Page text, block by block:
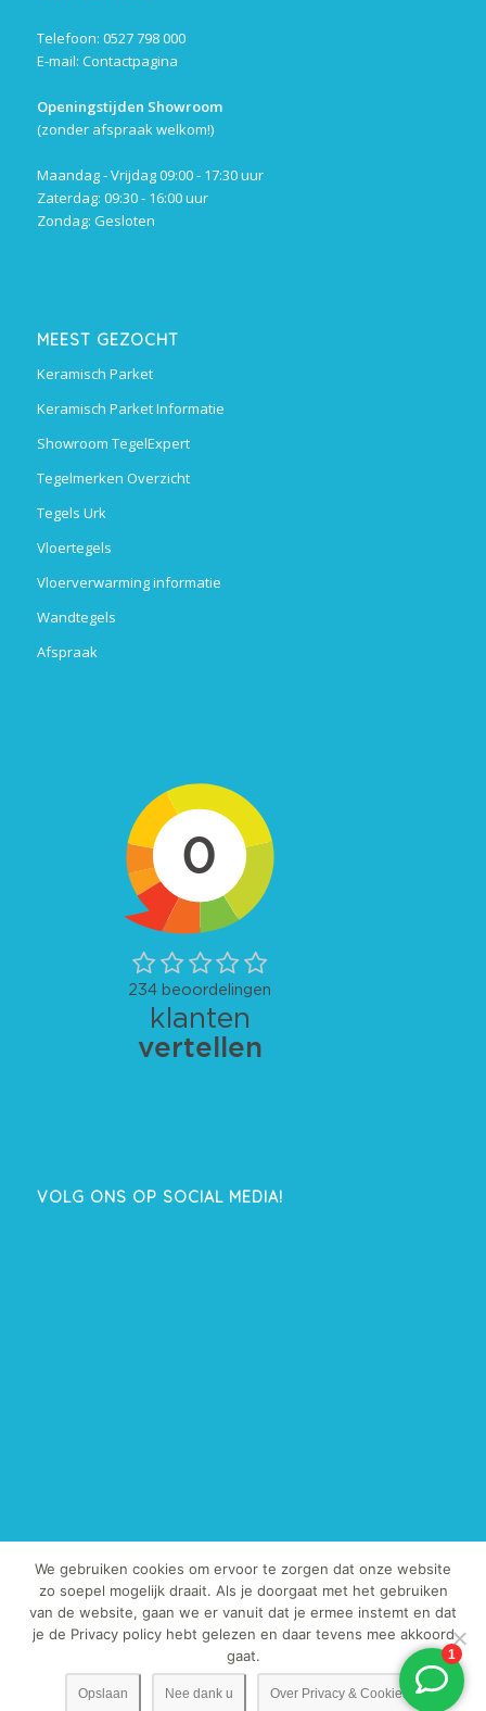
Telefoon: 0527 798 000
E-mail: Contactpagina
Openingstijden Showroom
(zonder afspraak welkom!)
Maandag - Vrijdag 09:00 - 17:30 uur
Zaterdag: 09:30 - 16:00 uur
Zondag: Gesloten
MEEST GEZOCHT
Keramisch Parket
Keramisch Parket Informatie
Showroom TegelExpert
Tegelmerken Overzicht
Tegels Urk
Vloertegels
Vloerverwarming informatie
Wandtegels
Afspraak
VOLG ONS OP SOCIAL MEDIA!
© Copyright 2013-2019 - TegelExpert.nl | Het kopiëren van onze foto's
en / of teksten is strafbaar.
We gebruiken cookies om ervoor te zorgen dat onze website
zo soepel mogelijk draait. Als je doorgaat met het gebruiken
van de website, gaan we er vanuit dat je ermee instemt en dat
je de Privacy policy hebt gelezen en daar tevens mee akkoord
gaat.
Opslaan Nee dank u Over Privacy & Cookies